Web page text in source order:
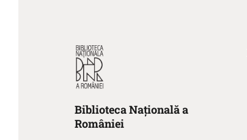
BibliotecaNaționalăa
României